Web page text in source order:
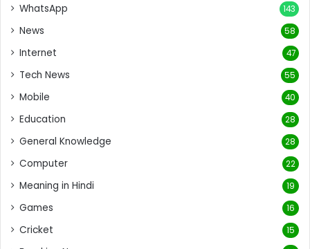
WhatsApp 143
News 58
Internet 47
Tech News 55
Mobile 40
Education 28
General Knowledge 28
Computer 22
Meaning in Hindi 19
Games 16
Cricket 15